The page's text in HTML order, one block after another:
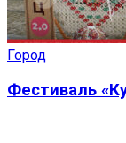
Город
Фестиваль